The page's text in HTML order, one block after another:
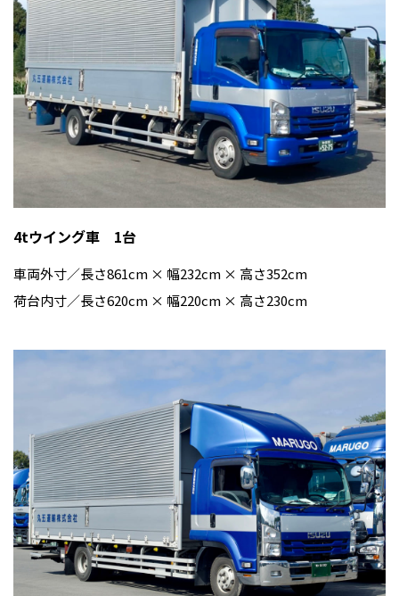
4tウイング車 1台
車両外寸／長さ861cm × 幅232cm × 高さ352cm
荷台内寸／長さ620cm × 幅220cm × 高さ230cm